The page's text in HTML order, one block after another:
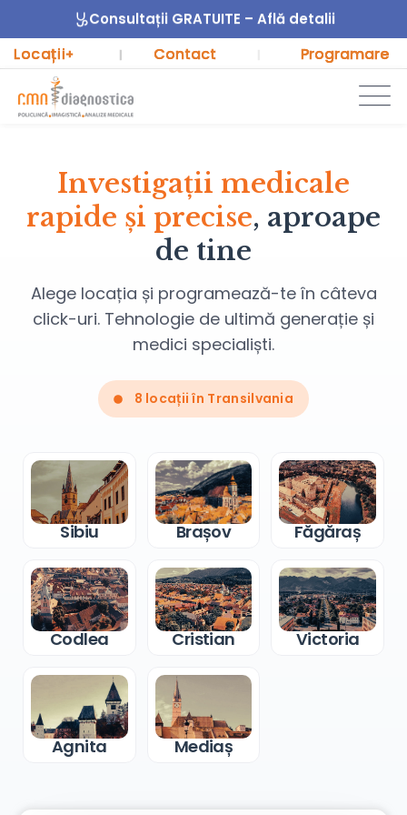
Consultații GRATUITE – Află detalii
Locații+ | Contact Programare
Investigații medicale
rapide și precise, aproape
de tine
Alege locația și programează-te în câteva
click-uri. Tehnologie de ultimă generație și
medici specialiști.
8 locații în Transilvania
Sibiu Brașov Făgăraș
Codlea Cristian Victoria
Agnita Mediaș